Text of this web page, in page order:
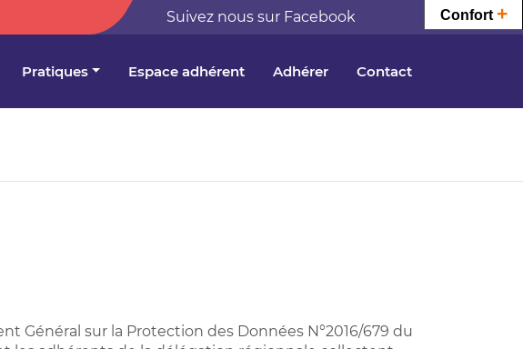
Confort +
Suivez nous sur Facebook
Pratiques Espace adhérent Adhérer Contact
Général sur la Protection des Données N°2016/679 du